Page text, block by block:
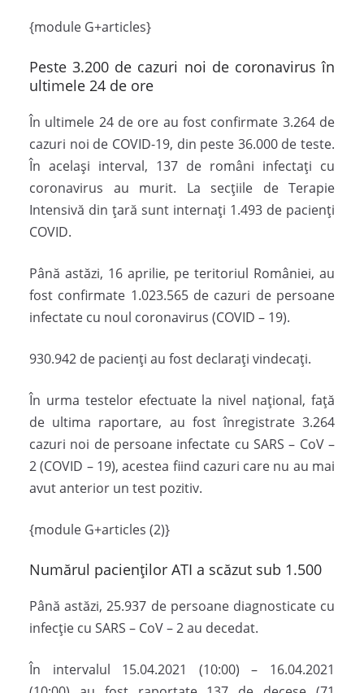
{module G+articles}
Peste 3.200 de cazuri noi de coronavirus în
ultimele 24 de ore
În ultimele 24 de ore au fost confirmate 3.264 de
cazuri noi de COVID-19, din peste 36.000 de teste.
În același interval, 137 de români infectați cu
coronavirus au murit. La secțiile de Terapie
Intensivă din țară sunt internați 1.493 de pacienți
COVID.
Până astăzi, 16 aprilie, pe teritoriul României, au
fost confirmate 1.023.565 de cazuri de persoane
infectate cu noul coronavirus (COVID – 19).
930.942 de pacienți au fost declarați vindecați.
În urma testelor efectuate la nivel național, față
de ultima raportare, au fost înregistrate 3.264
cazuri noi de persoane infectate cu SARS – CoV –
2 (COVID – 19), acestea fiind cazuri care nu au mai
avut anterior un test pozitiv.
{module G+articles (2)}
Numărul pacienților ATI a scăzut sub 1.500
Până astăzi, 25.937 de persoane diagnosticate cu
infecție cu SARS – CoV – 2 au decedat.
În intervalul 15.04.2021 (10:00) – 16.04.2021